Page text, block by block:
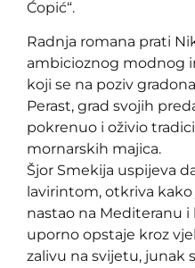
Ćopić“.
Radnja romana prati
ambicioznog modnog
koji se na poziv
Perast, grad svojih
pokrenuo i oživio
mornarskih majica.
Šjor Smekija uspijeva
lavirintom, otkriva
nastao na Mediteranu
uporno opstaje kroz
zalivu na svijetu, junak